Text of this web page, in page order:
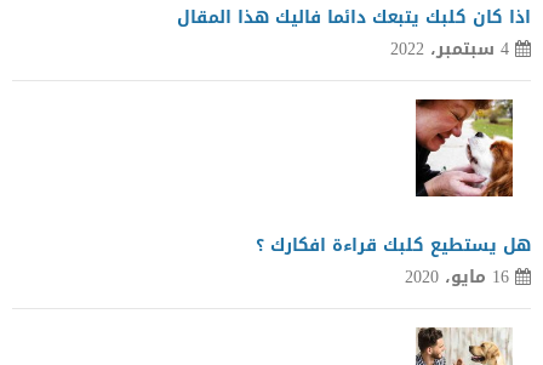
اذا كان كلبك يتبعك دائما فاليك هذا المقال
4 سبتمبر، 2022
هل يستطيع كلبك قراءة افكارك ؟
16 مايو، 2020